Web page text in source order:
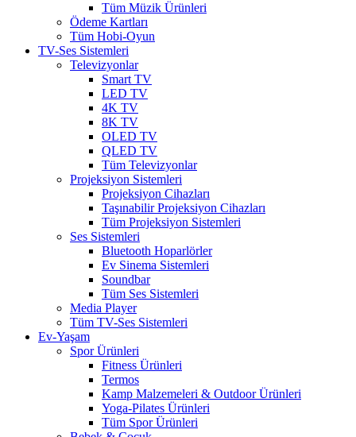
Tüm Müzik Ürünleri
Ödeme Kartları
Tüm Hobi-Oyun
TV-Ses Sistemleri
Televizyonlar
Smart TV
LED TV
4K TV
8K TV
OLED TV
QLED TV
Tüm Televizyonlar
Projeksiyon Sistemleri
Projeksiyon Cihazları
Taşınabilir Projeksiyon Cihazları
Tüm Projeksiyon Sistemleri
Ses Sistemleri
Bluetooth Hoparlörler
Ev Sinema Sistemleri
Soundbar
Tüm Ses Sistemleri
Media Player
Tüm TV-Ses Sistemleri
Ev-Yaşam
Spor Ürünleri
Fitness Ürünleri
Termos
Kamp Malzemeleri & Outdoor Ürünleri
Yoga-Pilates Ürünleri
Tüm Spor Ürünleri